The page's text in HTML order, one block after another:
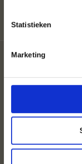
Statistieken
Marketing
Sitemap
Cookies
UID: IT00860350214